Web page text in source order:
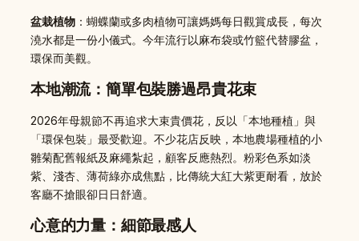
盆栽植物 ：蝴蝶蘭或多肉植物可讓媽媽每日觀賞成長，每次
澆水都是一份小儀式。今年流行以麻布袋或竹籃代替膠盆，
環保而美觀。
本地潮流：簡單包裝勝過昂貴花束
2026年母親節不再追求大束貴價花，反以「本地種植」與
「環保包裝」最受歡迎。不少花店反映，本地農場種植的小
雛菊配舊報紙及麻繩紮起，顧客反應熱烈。粉彩色系如淡
紫、淺杏、薄荷綠亦成焦點，比傳統大紅大紫更耐看，放於
客廳不搶眼卻日日舒適。
心意的力量：細節最感人